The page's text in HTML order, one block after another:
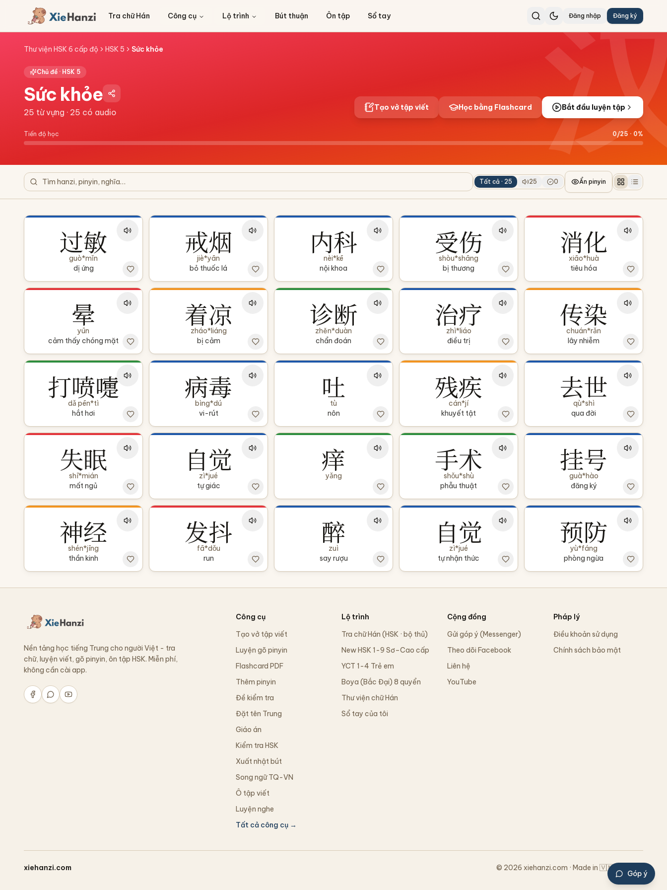
Tra chữ Hán Công cụ Lộ trình Bút thuận Ôn tập Sổ tay Đăng nhập Đăng ký
Thư viện HSK 6 cấp độ HSK 5 Sức khỏe
Chủ đề · HSK 5
Sức khỏe
25 từ vựng · 25 có audio Tạo vở tập viết Học bằng Flashcard Bắt đầu luyện tập
Tiến độ học 0/25 · 0%
Tất cả · 25 25 0 Ẩn pinyin
过敏
guò*mǐn
dị ứng
戒烟
jiè*yān
bỏ thuốc lá
内科
nèi*kē
nội khoa
受伤
shòu*shāng
bị thương
消化
xiāo*huà
tiêu hóa
晕
yūn
cảm thấy chóng mặt
着凉
zháo*liáng
bị cảm
诊断
zhěn*duàn
chẩn đoán
治疗
zhì*liáo
điều trị
传染
chuán*rǎn
lây nhiễm
打喷嚏
dǎ pēn*tì
hắt hơi
病毒
bìng*dú
vi-rút
吐
tù
nôn
残疾
cán*jí
khuyết tật
去世
qù*shì
qua đời
失眠
shī*mián
mất ngủ
自觉
zì*jué
tự giác
痒
yǎng 手术
shǒu*shù
phẫu thuật
挂号
guà*hào
đăng ký
神经
shén*jīng
thần kinh
发抖
fā*dǒu
run
醉
zuì
say rượu
自觉
zì*jué
tự nhận thức
预防
yù*fáng
phòng ngừa
Nền tảng học tiếng Trung cho người Việt - tra
chữ, luyện viết, gõ pinyin, ôn tập HSK. Miễn phí,
không cần cài app.
Công cụ
Tạo vở tập viết
Luyện gõ pinyin
Flashcard PDF
Thêm pinyin
Đề kiểm tra
Đặt tên Trung
Giáo án
Kiểm tra HSK
Xuất nhật bút
Song ngữ TQ-VN
Ô tập viết
Luyện nghe
Tất cả công cụ →
Lộ trình
Tra chữ Hán (HSK · bộ thủ)
New HSK 1-9 Sơ–Cao cấp
YCT 1-4 Trẻ em
Boya (Bắc Đại) 8 quyển
Thư viện chữ Hán
Sổ tay của tôi
Cộng đồng
Gửi góp ý (Messenger)
Theo dõi Facebook
Liên hệ
YouTube
Pháp lý
Điều khoản sử dụng
Chính sách bảo mật
xiehanzi.com © 2026 xiehanzi.com · Made in 🇻🇳 Vietnam
Góp ý